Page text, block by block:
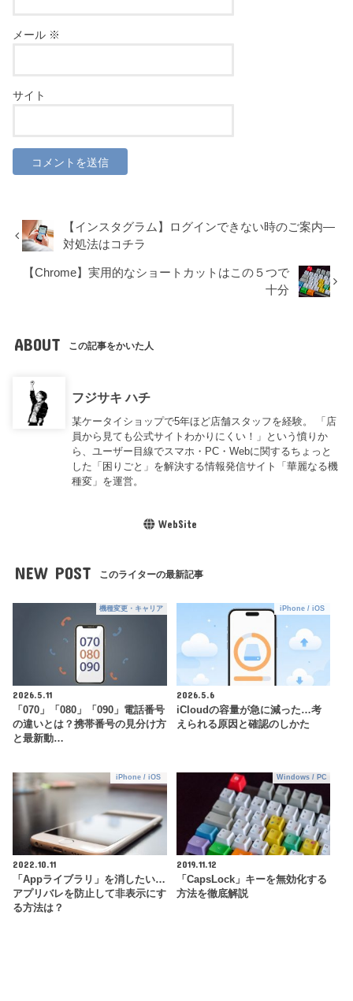
メール ※
サイト
【インスタグラム】ログインできない時のご案内―
対処法はコチラ
【Chrome】実用的なショートカットはこの５つで
十分
ABOUT この記事をかいた人
フジサキ ハチ
某ケータイショップで5年ほど店舗スタッフを経験。 「店
員から見ても公式サイトわかりにくい！」という憤りか
ら、ユーザー目線でスマホ・PC・Webに関するちょっと
した「困りごと」を解決する情報発信サイト「華麗なる機
種変」を運営。
WebSite
NEW POST このライターの最新記事
機種変更・キャリア
2026.5.11
「070」「080」「090」電話番号
の違いとは？携帯番号の見分け方
と最新動…
iPhone / iOS
2026.5.6
iCloudの容量が急に減った…考
えられる原因と確認のしかた
iPhone / iOS
2022.10.11
「Appライブラリ」を消したい…
アプリバレを防止して非表示にす
る方法は？
Windows / PC
2019.11.12
「CapsLock」キーを無効化する
方法を徹底解説